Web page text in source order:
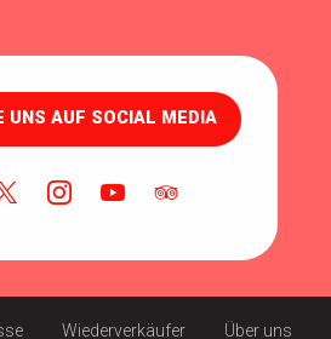
UNS AUF SOCIAL MEDIA
Wiederverkäufer Über uns